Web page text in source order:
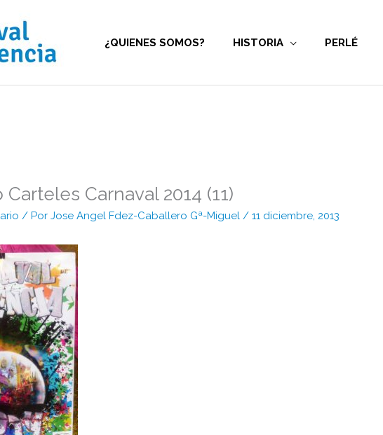
¿QUIENES SOMOS? HISTORIA PERLÉ
Carnaval 2014 (11)
/ PorJose Angel Fdez-Caballero Gª-Miguel/11 diciembre, 2013